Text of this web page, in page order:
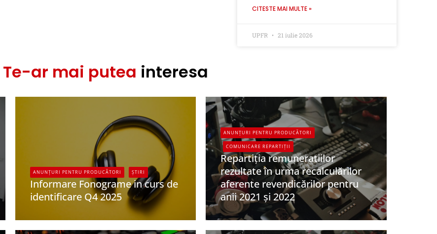
CITESTE MAI MULTE »
UPFR 21 iulie 2026
Te-ar mai putea interesa
ANUNȚURI PENTRU PRODUCĂTORI ȘTIRI
Informare Fonograme in curs de
identificare Q4 2025
ANUNȚURI PENTRU PRODUCĂTORI
COMUNICARE REPARTIȚII
Repartiția remuneratiilor
rezultate în urma recalculărilor
aferente revendicărilor pentru
anii 2021 și 2022
UPFR